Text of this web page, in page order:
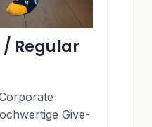
/ Regular
Give-